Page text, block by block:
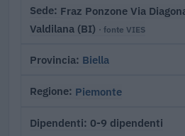
Sede Fraz Ponzone Via
Valdilana (BI) · fonte VIES
Provincia Biella
Regione Piemonte
Dipendenti 0-9 dipendenti